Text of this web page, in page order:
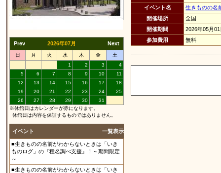
Prev 2026年07月 Next
日 月 火 水 木 金
土
1
2 3
4
5
6 7 8 9 10
11
12
13 14 15 16 17
18
19
20 21 22 23 24
25
26
27 28 29 30
31
※休館日はカレンダーが赤になります。
休館日は内容を保証するものではありません。
イベント 一覧表示
■生きものの名前がわからないときは「いき
ものログ」の『種名調べ支援』！～期間限定
～
■生きものの名前がわからないときは「いき
イベント名
生きものの名
開催場所
全国
開催期間
2026年05月
参加費用
無料